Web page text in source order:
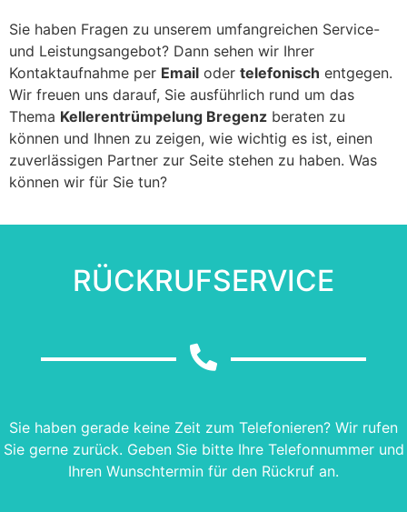
Sie haben Fragen zu unserem umfangreichen Service-
und Leistungsangebot? Dann sehen wir Ihrer
Kontaktaufnahme per Email oder telefonisch entgegen.
Wir freuen uns darauf, Sie ausführlich rund um das
Thema Kellerentrümpelung Bregenz beraten zu
können und Ihnen zu zeigen, wie wichtig es ist, einen
zuverlässigen Partner zur Seite stehen zu haben. Was
können wir für Sie tun?
RÜCKRUFSERVICE
Sie haben gerade keine Zeit zum Telefonieren? Wir rufen
Sie gerne zurück. Geben Sie bitte Ihre Telefonnummer und
Ihren Wunschtermin für den Rückruf an.